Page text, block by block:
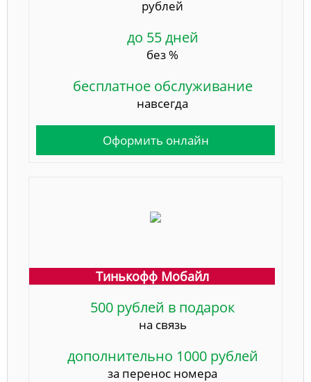
рублей
до 55 дней
без %
бесплатное обслуживание
навсегда
Оформить онлайн
Тинькофф Мобайл
500 рублей в подарок
на связь
дополнительно 1000 рублей
за перенос номера